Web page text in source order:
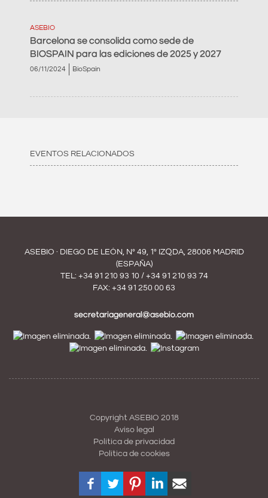
ASEBIO
Barcelona se consolida como sede de
BIOSPAIN para las ediciones de 2025 y 2027
06/11/2024 BioSpain
EVENTOS RELACIONADOS
ASEBIO · DIEGO DE LEÓN, Nº 49, 1º IZQDA, 28006 MADRID
(ESPAÑA)
TEL: +34 91 210 93 10 / +34 91 210 93 74
FAX: +34 91 250 00 63
secretariageneral@asebio.com
Copyright ASEBIO 2018
Aviso legal
Política de privacidad
Política de cookies